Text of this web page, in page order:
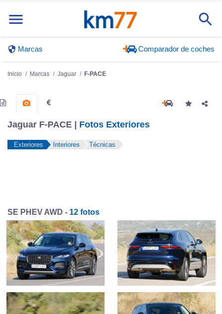
Marcas Comparador de coches
Inicio Marcas Jaguar F-PACE
Jaguar F-PACE | Fotos Exteriores
Exteriores Interiores Técnicas
SE PHEV AWD - 12 fotos